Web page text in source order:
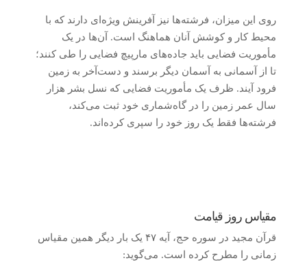
روی این میزان، فرشته‌ها نیز آفرینش ویژه‌ای دارند که با
محیط کار و کوشش آنان هماهنگ است. آن‌ها در یک
مأموریت فضایی باید جاده‌های مارپیچ فضایی را طی کنند؛
تا از آسمانی به آسمان دیگر برسند و دست‌آخر به زمین
فرود آیند. ظرف یک مأموریت فضایی که نسل بشر هزار
سال عمر زمین را در گاه‌شماری خود ثبت می‌کند،
فرشته‌ها فقط یک روز خود را سپری کرده‌اند.
مقیاس روز قیامت
قرآن مجید در سوره حج، آیه ۴۷ یک بار دیگر همین مقیاس
زمانی را مطرح کرده است. می‌گوید: